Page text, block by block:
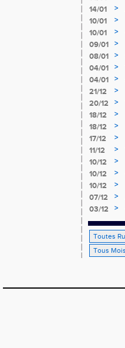
14/01
>
10/01
>
10/01
>
09/01 >
08/01
>
04/01
>
04/01
>
21/12
>
20/12
>
18/12
>
18/12
>
17/12
>
11/12 >
10/12
>
10/12
>
10/12
>
07/12
>
03/12
>